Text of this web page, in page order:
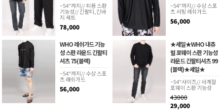
~54"까지// 피용 스판
기능성// 긴팔티,긴바
지 세트
78,000
~54"까지// 수상 스포
츠 서핑 레쉬가드
56,000
WHO 레쉬가드 기능
성 스판 라운드 긴팔티
셔츠 75(블랙)
~54"까지// 수상 스포
츠 래쉬가드
56,000
★세일★WHO 내츄
럴 포웨이 스판 기능성
라운드 긴팔티셔츠 99
(블랙)★세일★
~54"사이즈// 사계절
포웨이 스판 기능성
43000
29,000